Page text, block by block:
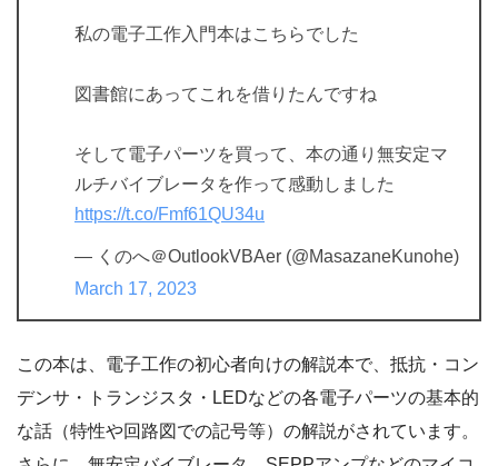
私の電子工作入門本はこちらでした
図書館にあってこれを借りたんですね
そして電子パーツを買って、本の通り無安定マ
ルチバイブレータを作って感動しました
https://t.co/Fmf61QU34u
— くのへ＠OutlookVBAer (@MasazaneKunohe)
March 17, 2023
この本は、電子工作の初心者向けの解説本で、抵抗・コン
デンサ・トランジスタ・LEDなどの各電子パーツの基本的
な話（特性や回路図での記号等）の解説がされています。